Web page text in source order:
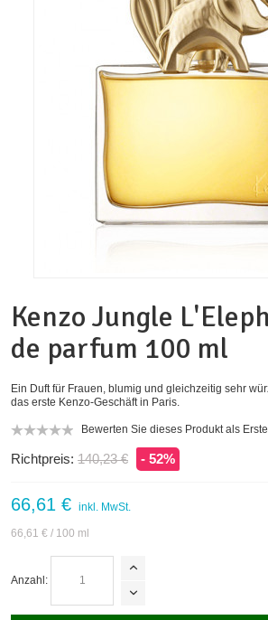
Kenzo Jungle
de parfum 100 ml
Ein Duft für Frauen, blumig und gleichzeitig sehr
das erste Kenzo-Geschäft in Paris.
Bewerten Sie dieses Produkt als
Richtpreis: 140,23 € - 52%
66,61 € inkl. MwSt.
66,61 € / 100 ml
Anzahl: